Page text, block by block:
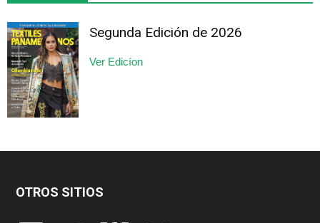
Segunda Edición de 2026
Ver Edicíon
OTROS SITIOS